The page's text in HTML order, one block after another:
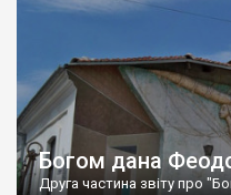
Богом дана
Друга частина звіту про